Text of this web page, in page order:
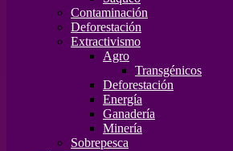
Contaminación
Deforestación
Extractivismo
Agro
Transgénicos
Deforestación
Energía
Ganadería
Minería
Sobrepesca